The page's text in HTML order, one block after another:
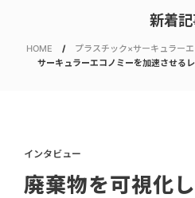
新着
HOME プラスチック×サーキュラー
サーキュラーエコノミーを加速させる
インタビュー
廃棄物を可視化